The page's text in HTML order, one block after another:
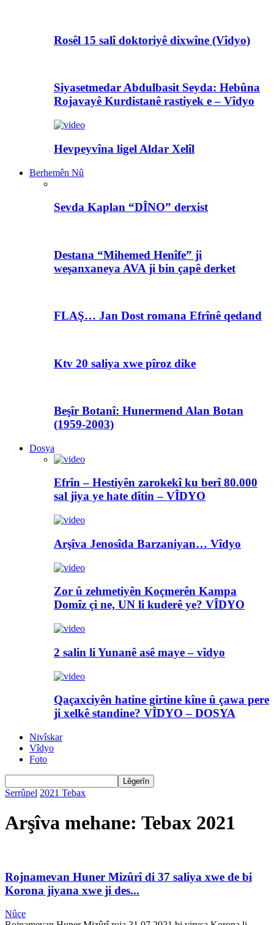
Rosêl 15 salî doktoriyê dixwîne (Vîdyo)
Siyasetmedar Abdulbasit Seyda: Hebûna
Rojavayê Kurdistanê rastiyek e – Vîdyo
Hevpeyvîna ligel Aldar Xelîl
Berhemên Nû
Sevda Kaplan “DÎNO” derxist
Destana “Mihemed Henîfe” ji
weşanxaneya AVA ji bin çapê derket
FLAŞ… Jan Dost romana Efrînê qedand
Ktv 20 saliya xwe pîroz dike
Beşîr Botanî: Hunermend Alan Botan
(1959-2003)
Dosya
Efrîn – Hestiyên zarokekî ku berî 80.000
sal jiya ye hate dîtin – VÎDYO
Arşîva Jenosîda Barzaniyan… Vîdyo
Zor û zehmetiyên Koçmerên Kampa
Domîz çi ne, UN li kuderê ye? VÎDYO
2 salin li Yunanê asê maye – vîdyo
Qaçaxciyên hatine girtine kîne û çawa pere
ji xelkê standine? VÎDYO – DOSYA
Nivîskar
Vîdyo
Foto
Serrûpel 2021 Tebax
Arşîva mehane: Tebax 2021
Rojnamevan Huner Mizûrî di 37 saliya xwe de bi
Korona jiyana xwe ji des...
Nûçe